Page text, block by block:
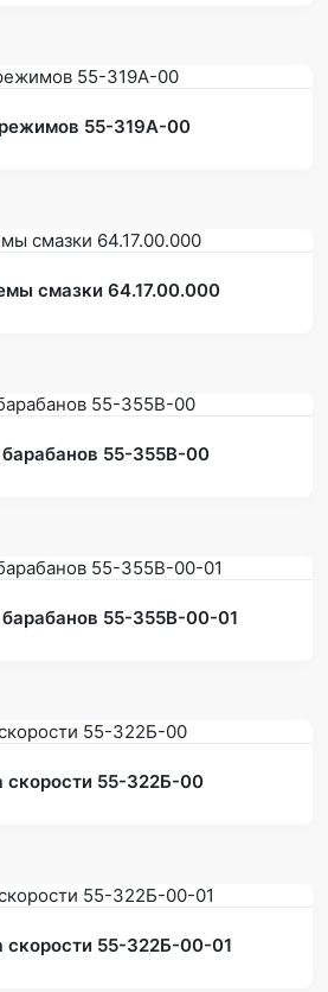
55-319А-00
смазки 64.17.00.000
барабанов 55-355В-00
барабанов 55-355В-00-01
скорости 55-322Б-00
скорости 55-322Б-00-01